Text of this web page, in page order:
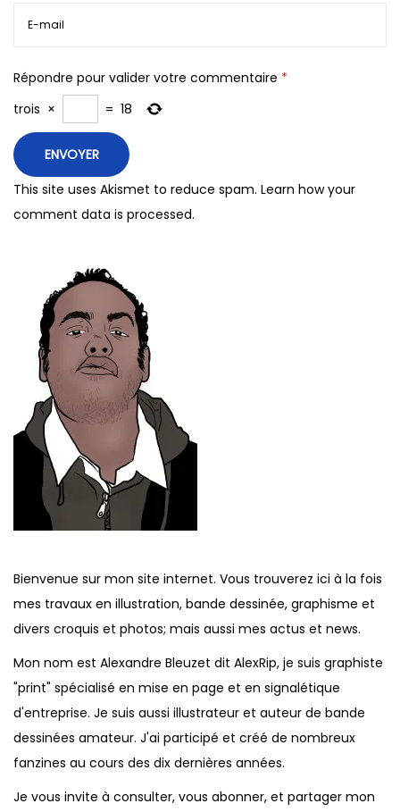
Répondre pour valider votre commentaire *
trois × = 18
This site uses Akismet to reduce spam. Learn how your
comment data is processed.
Bienvenue sur mon site internet. Vous trouverez ici à la fois
mes travaux en illustration, bande dessinée, graphisme et
divers croquis et photos; mais aussi mes actus et news.
Mon nom est Alexandre Bleuzet dit AlexRip, je suis graphiste
"print" spécialisé en mise en page et en signalétique
d'entreprise. Je suis aussi illustrateur et auteur de bande
dessinées amateur. J'ai participé et créé de nombreux
fanzines au cours des dix dernières années.
Je vous invite à consulter, vous abonner, et partager mon